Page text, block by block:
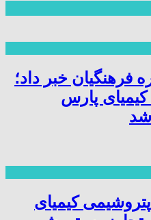
فرهنگیان خبر داد؛
کیمیای پارس
شد
کیمیای